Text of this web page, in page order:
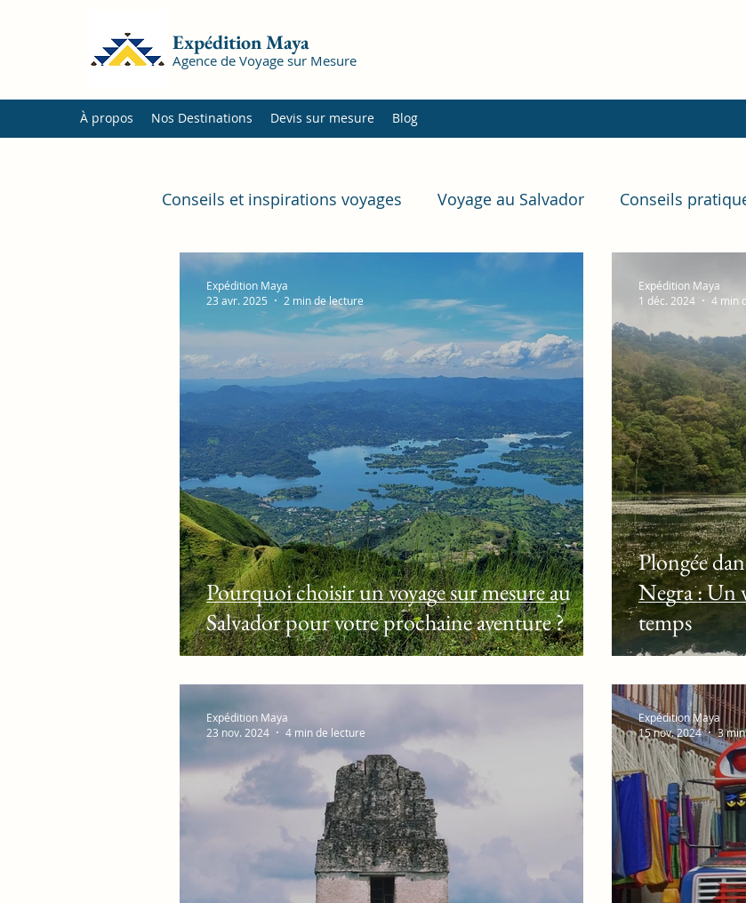
Expédition Maya
Agence de Voyage sur Mesure
À propos Nos Destinations Devis sur mesure Blog
Conseils et inspirations voyages Voyage au Salvador Conseils
Destinations Amérique centrale Voyage au Guatemala Voyage
Capitale & Villes Activités nature Faune & flore Expériences
Gastronomie & saveurs locales Café et plantations Route des
Voyage au Nicaragua Aventures
Pourquoi choisir un voyage sur mesure au
Salvador pour votre prochaine aventure ?
Expédition Maya
23 avr. 2025
2 min de lecture
Plongée
Negra : Un
temps
Expédition Maya
1 déc. 2024
4 min
Expédition Maya
23 nov. 2024
4 min de lecture
Expédition Maya
15 nov. 2024
3